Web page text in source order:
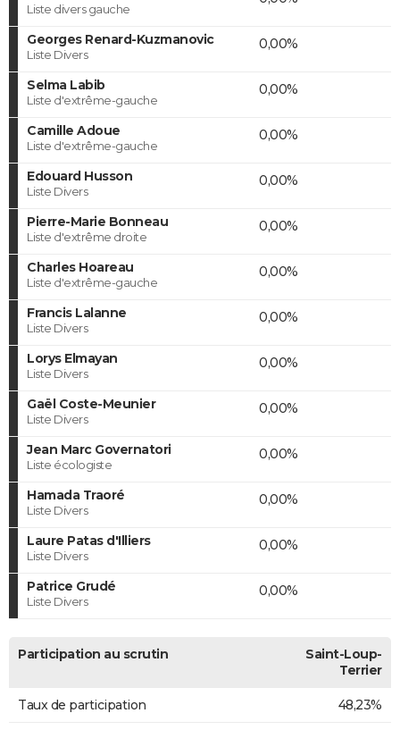
Liste divers gauche
Georges Renard-Kuzmanovic
Liste Divers
0,00%
Selma Labib
Liste d'extrême-gauche
0,00%
Camille Adoue
Liste d'extrême-gauche
0,00%
Edouard Husson
Liste Divers
0,00%
Pierre-Marie Bonneau
Liste d'extrême droite
0,00%
Charles Hoareau
Liste d'extrême-gauche
0,00%
Francis Lalanne
Liste Divers
0,00%
Lorys Elmayan
Liste Divers
0,00%
Gaël Coste-Meunier
Liste Divers
0,00%
Jean Marc Governatori
Liste écologiste
0,00%
Hamada Traoré
Liste Divers
0,00%
Laure Patas d'Illiers
Liste Divers
0,00%
Patrice Grudé
Liste Divers
0,00%
Participation au scrutin
Saint-Loup-
Terrier
Taux de participation 48,23%